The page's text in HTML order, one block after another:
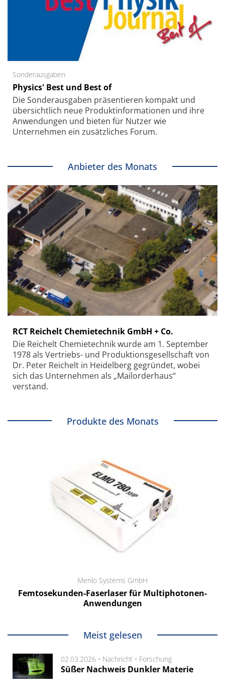
Sonderausgaben
Physics' Best und Best of
Die Sonder­ausgaben präsentieren kompakt und
übersichtlich neue Produkt­informationen und ihre
Anwendungen und bieten für Nutzer wie
Unternehmen ein zusätzliches Forum.
Anbieter des Monats
RCT Reichelt Chemietechnik GmbH + Co.
Die Reichelt Chemietechnik wurde am 1. September
1978 als Vertriebs- und Produktionsgesellschaft von
Dr. Peter Reichelt in Heidelberg gegründet, wobei
sich das Unternehmen als „Mailorderhaus“
verstand.
Produkte des Monats
Menlo Systems GmbH
Femtosekunden-Faserlaser für Multiphotonen-
Anwendungen
Meist gelesen
02.03.2026 • Nachricht • Forschung
Süßer Nachweis Dunkler Materie